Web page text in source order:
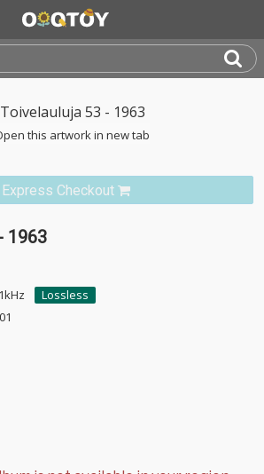
this artwork in new tab
Express Checkout
1963
Lossless